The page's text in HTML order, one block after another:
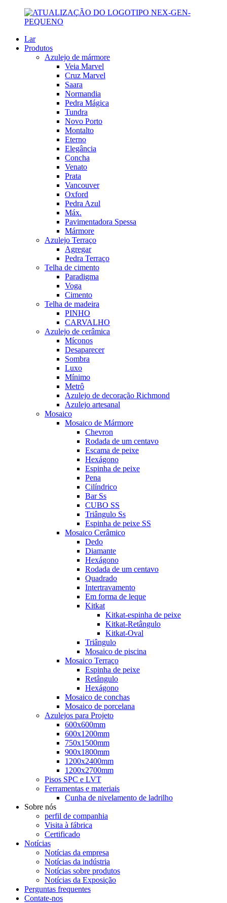
Lar
Produtos
Azulejo de mármore
Veia Marvel
Cruz Marvel
Saara
Normandia
Pedra Mágica
Tundra
Novo Porto
Montalto
Eterno
Elegância
Concha
Venato
Prata
Vancouver
Oxford
Pedra Azul
Máx.
Pavimentadora Spessa
Mármore
Azulejo Terraço
Agregar
Pedra Terraço
Telha de cimento
Paradigma
Voga
Cimento
Telha de madeira
PINHO
CARVALHO
Azulejo de cerâmica
Míconos
Desaparecer
Sombra
Luxo
Mínimo
Metrô
Azulejo de decoração Richmond
Azulejo artesanal
Mosaico
Mosaico de Mármore
Chevron
Rodada de um centavo
Escama de peixe
Hexágono
Espinha de peixe
Pena
Cilíndrico
Bar Ss
CUBO SS
Triângulo Ss
Espinha de peixe SS
Mosaico Cerâmico
Dedo
Diamante
Hexágono
Rodada de um centavo
Quadrado
Intertravamento
Em forma de leque
Kitkat
Kitkat-espinha de peixe
Kitkat-Retângulo
Kitkat-Oval
Triângulo
Mosaico de piscina
Mosaico Terraço
Espinha de peixe
Retângulo
Hexágono
Mosaico de conchas
Mosaico de porcelana
Azulejos para Projeto
600x600mm
600x1200mm
750x1500mm
900x1800mm
1200x2400mm
1200x2700mm
Pisos SPC e LVT
Ferramentas e materiais
Cunha de nivelamento de ladrilho
Sobre nós
perfil de companhia
Visita à fábrica
Certificado
Notícias
Notícias da empresa
Notícias da indústria
Notícias sobre produtos
Notícias da Exposição
Perguntas frequentes
Contate-nos